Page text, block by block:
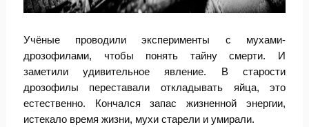
Учёные проводили эксперименты с мухами-
дрозофилами, чтобы понять тайну смерти. И
заметили удивительное явление. В старости
дрозофилы переставали откладывать яйца, это
естественно. Кончался запас жизненной энергии,
истекало время жизни, мухи старели и умирали.